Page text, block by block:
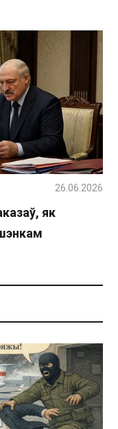
як
26.06.2026